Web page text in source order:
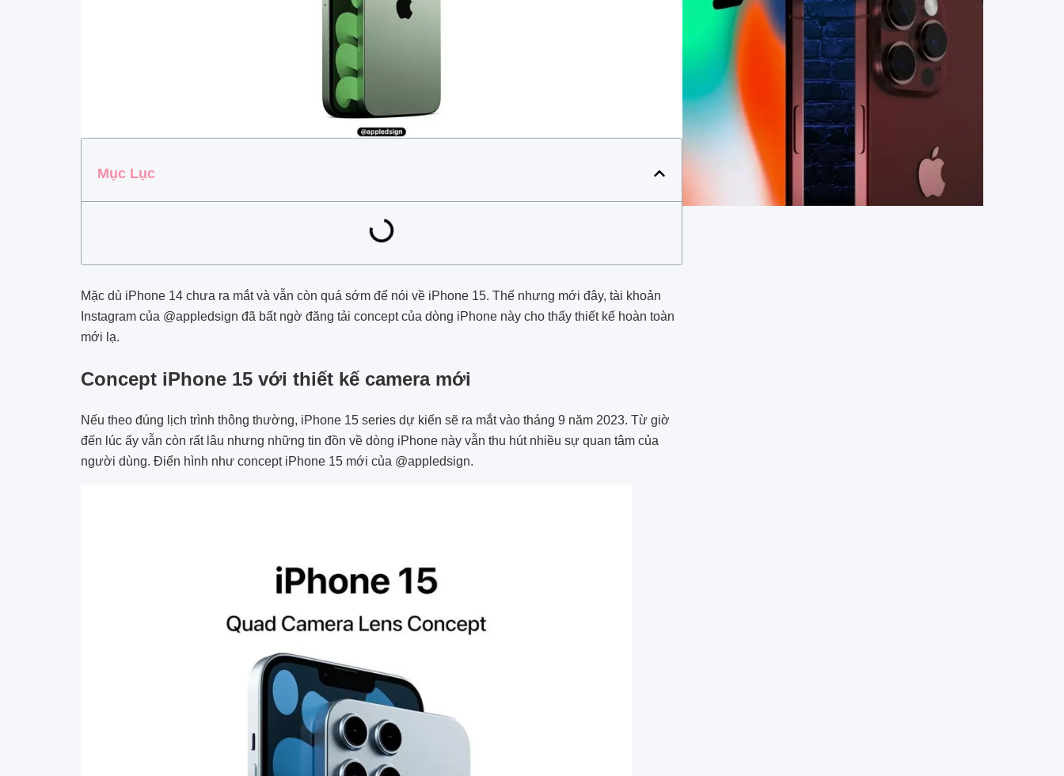
Mục Lục
Mặc dù iPhone 14 chưa ra mắt và vẫn còn quá sớm để nói về iPhone 15. Thế nhưng mới đây, tài khoản
Instagram của @appledsign đã bất ngờ đăng tải concept của dòng iPhone này cho thấy thiết kế hoàn toàn
mới lạ.
Concept iPhone 15 với thiết kế camera mới
Nếu theo đúng lịch trình thông thường, iPhone 15 series dự kiến sẽ ra mắt vào tháng 9 năm 2023. Từ giờ
đến lúc ấy vẫn còn rất lâu nhưng những tin đồn về dòng iPhone này vẫn thu hút nhiều sự quan tâm của
người dùng. Điển hình như concept iPhone 15 mới của @appledsign.